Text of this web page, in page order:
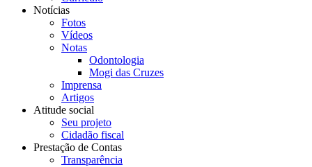
Notícias
Fotos
Vídeos
Notas
Odontologia
Mogi das Cruzes
Imprensa
Artigos
Atitude social
Seu projeto
Cidadão fiscal
Prestação de Contas
Transparência